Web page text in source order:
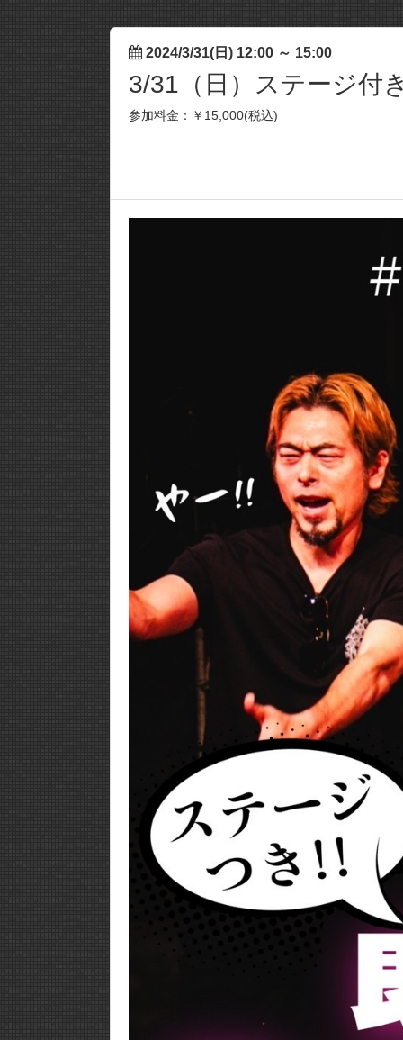
2024/3/31(日) 12:00 ～ 15:00
3/31（日）ステージ付
参加料金：￥15,000(税込)